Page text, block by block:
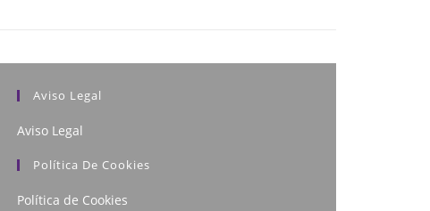
Aviso Legal
Aviso Legal
Política De Cookies
Política de Cookies